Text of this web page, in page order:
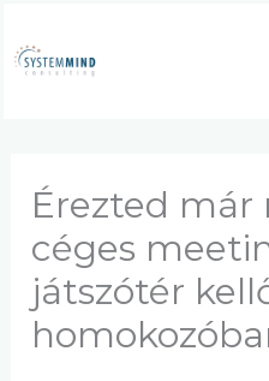
to
Érezted
céges
játszótér